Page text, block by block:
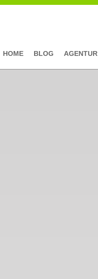
HOME BLOG AGENTUR